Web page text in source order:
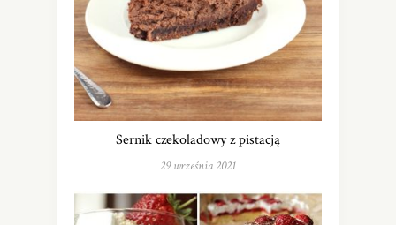
Sernik czekoladowy z pistacją
29 września 2021